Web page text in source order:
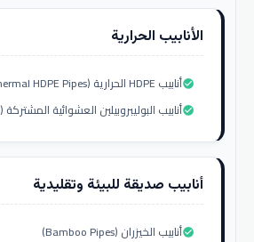
الأنابيب الحرارية
أنابيب HDPE الحرارية (Geothermal HDPE Pipes)check_circle
أنابيب البوليبروبيلين العشوائية المشتركة (PP-R)check_circle
أنابيب صديقة للبيئة وتقليدية
أنابيب الخيزران (Bamboo Pipes)check_circle